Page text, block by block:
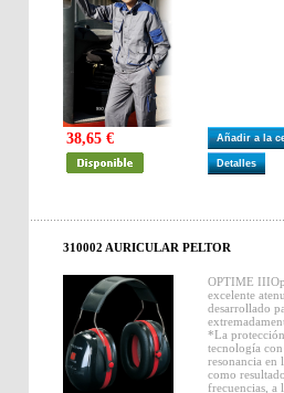
38,65 € Añadir a la
Detalles
310002 AURICULAR PELTOR
OPTIME
excelente
desarrollado
*La protección
tecnología
resonancia en
como
frecuencias, a